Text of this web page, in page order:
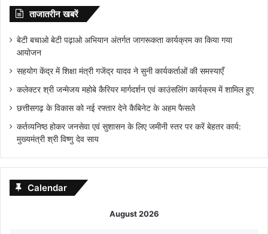
ताजातरीन खबरें
बेटी बचाओ बेटी पढ़ाओ अभियान अंतर्गत जागरूकता कार्यक्रम का किया गया
आयोजन
सहयोग केंद्र में शिक्षा मंत्री गजेंद्र यादव ने सुनी कार्यकर्ताओं की समस्याएँ
कलेक्टर श्री जन्मेजय महोबे कैरियर मार्गदर्शन एवं काउंसलिंग कार्यक्रम में शामिल हुए
छत्तीसगढ़ के विकास को नई रफ्तार देने कैबिनेट के अहम फैसले
कर्तव्यनिष्ठ होकर जनसेवा एवं सुशासन के लिए जमीनी स्तर पर करें बेहतर कार्य:
मुख्यमंत्री श्री विष्णु देव साय
Calendar
August 2026